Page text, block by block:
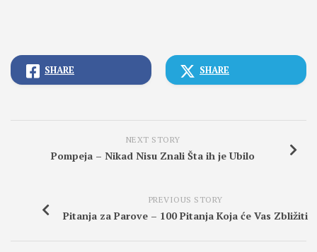
SHARE SHARE
NEXT STORY
Pompeja – Nikad Nisu Znali Šta ih je Ubilo
PREVIOUS STORY
Pitanja za Parove – 100 Pitanja Koja će Vas Zbližiti